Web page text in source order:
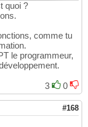
quoi ?
comme tu
le programmeur,
3
0
#168